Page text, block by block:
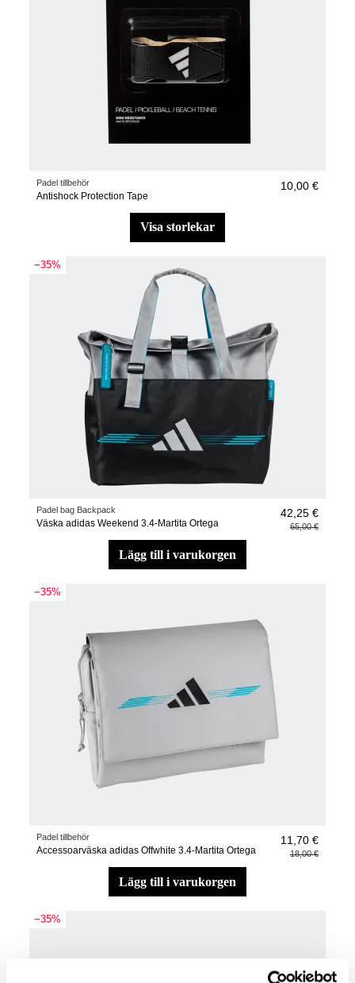
Padel tillbehör
Antishock Protection Tape
10,00 €
visa storlekar
−35%
Padel bag Backpack
Väska adidas Weekend 3.4-Martita Ortega
42,25 €
65,00 €
lägg till i varukorgen
−35%
Padel tillbehör
Accessoarväska adidas Offwhite 3.4-Martita Ortega
11,70 €
18,00 €
lägg till i varukorgen
−35%